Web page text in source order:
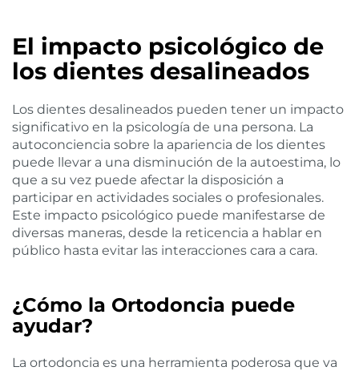
El impacto psicológico de
los dientes desalineados
Los dientes desalineados pueden tener un impacto
significativo en la psicología de una persona. La
autoconciencia sobre la apariencia de los dientes
puede llevar a una disminución de la autoestima, lo
que a su vez puede afectar la disposición a
participar en actividades sociales o profesionales.
Este impacto psicológico puede manifestarse de
diversas maneras, desde la reticencia a hablar en
público hasta evitar las interacciones cara a cara.
¿Cómo la Ortodoncia puede
ayudar?
La ortodoncia es una herramienta poderosa que va